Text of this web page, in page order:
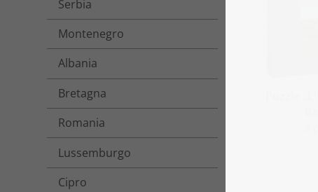
Serbia
Montenegro
Albania
Bretagna
Romania
Lussemburgo
Cipro